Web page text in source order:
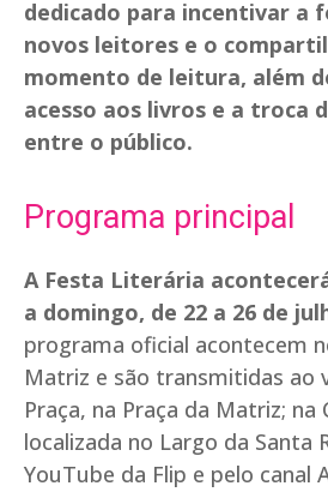
dedicado para incentivar a
novos leitores e o
momento de leitura, além
acesso aos livros e a troca
entre o público.
Programa principal
A Festa Literária
a domingo, de 22 a 26 de
programa oficial acontecem
Matriz e são transmitidas ao
Praça, na Praça da Matriz; na
localizada no Largo da Santa
YouTube da Flip e pelo canal